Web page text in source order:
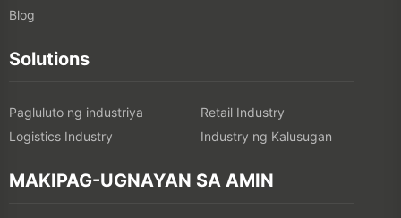
Blog
Solutions
Pagluluto ng industriya
Retail Industry
Logistics Industry
Industry ng Kalusugan
MAKIPAG-UGNAYAN SA AMIN